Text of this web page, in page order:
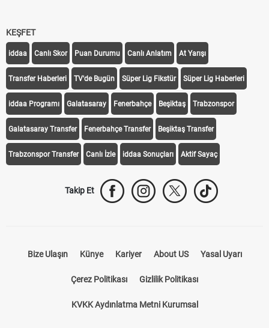
KEŞFET
iddaa Canlı Skor Puan Durumu Canlı Anlatım At Yarışı
Transfer Haberleri TV'de Bugün Süper Lig Fikstür Süper Lig Haberleri
iddaa Programı Galatasaray Fenerbahçe Beşiktaş Trabzonspor
Galatasaray Transfer Fenerbahçe Transfer Beşiktaş Transfer
Trabzonspor Transfer Canlı İzle iddaa Sonuçları Aktif Sayaç
Takip Et
Bize Ulaşın Künye Kariyer About US Yasal Uyarı
Çerez Politikası Gizlilik Politikası
KVKK Aydınlatma Metni Kurumsal